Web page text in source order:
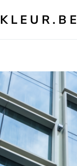
KLEUR.BE